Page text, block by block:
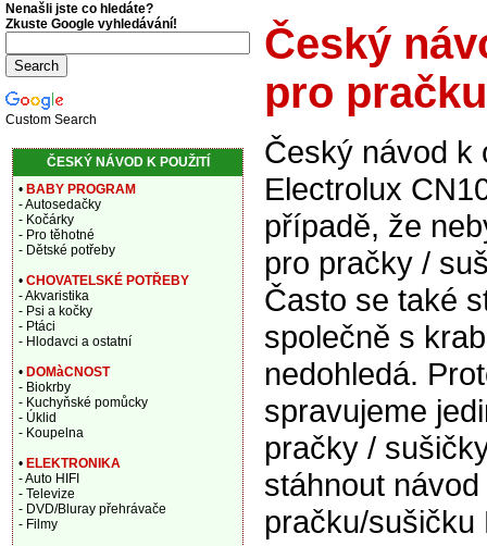
Český
pro
Český návod k
Electrolux
případě, že
pro pračky /
Často se také
společně s
nedohledá.
spravujeme
pračky /
stáhnout
pračku/sušičku
Nenašli jste co hledáte?
Zkuste Google vyhledávání!
Custom Search
ČESKÝ NÁVOD K POUŽITÍ
• BABY PROGRAM
- Autosedačky
- Kočárky
- Pro těhotné
- Dětské potřeby
• CHOVATELSKÉ POTŘEBY
- Akvaristika
- Psi a kočky
- Ptáci
- Hlodavci a ostatní
• DOMàCNOST
- Biokrby
- Kuchyňské pomůcky
- Úklid
- Koupelna
• ELEKTRONIKA
- Auto HIFI
- Televize
- DVD/Bluray přehrávače
- Filmy